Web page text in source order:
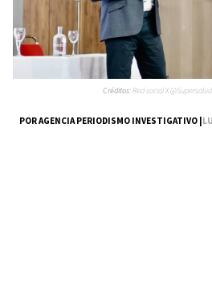
POR AGENCIA PERIODISMO INVESTIGATIVO |
Créditos:Red social X